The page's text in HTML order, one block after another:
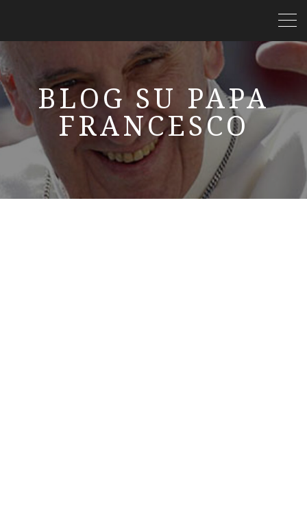
BLOG SU PAPA
FRANCESCO